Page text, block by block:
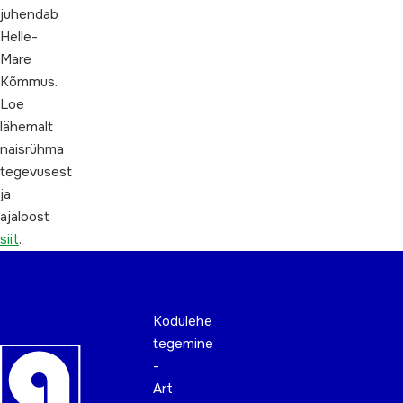
juhendab
Helle-
Mare
Kõmmus.
Loe
lähemalt
naisrühma
tegevusest
ja
ajaloost
siit.
Kodulehe
tegemine
-
Art